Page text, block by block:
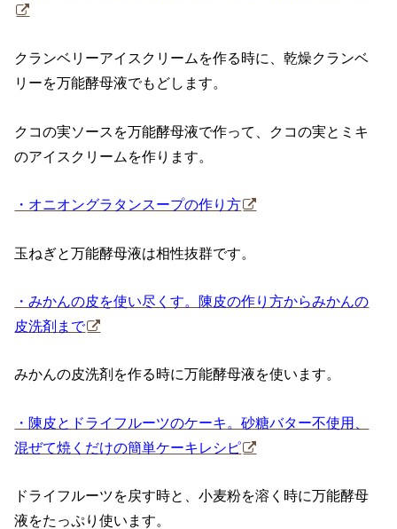
クランベリーアイスクリームを作る時に、乾燥クランベ
リーを万能酵母液でもどします。
クコの実ソースを万能酵母液で作って、クコの実とミキ
のアイスクリームを作ります。
・オニオングラタンスープの作り方
玉ねぎと万能酵母液は相性抜群です。
・みかんの皮を使い尽くす。陳皮の作り方からみかんの
皮洗剤まで
みかんの皮洗剤を作る時に万能酵母液を使います。
・陳皮とドライフルーツのケーキ。砂糖バター不使用、
混ぜて焼くだけの簡単ケーキレシピ
ドライフルーツを戻す時と、小麦粉を溶く時に万能酵母
液をたっぷり使います。